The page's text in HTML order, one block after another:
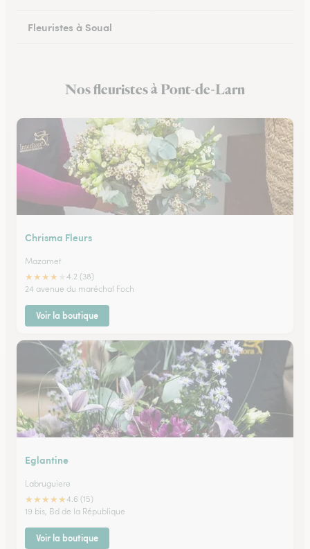
Fleuristes à Soual
Fleuristes à Murat-sur-Vèbre
Nos fleuristes à Pont-de-Larn
Chrisma Fleurs
Mazamet
★★★★
4.2 (38)
24 avenue du maréchal Foch
Voir la boutique
Eglantine
Labruguiere
★★★★★4.6 (15)
19 bis, Bd de la République
Voir la boutique